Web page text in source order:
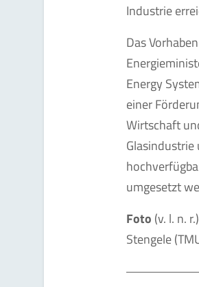
Industrie
Das
Energy
einer
Wirtschaft
umgesetzt
Foto (v. l. n.
Stengele